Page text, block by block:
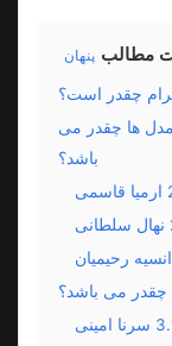
مطالب پنهان
چقدر است؟
مدل ها چقدر می
باشد؟
ارمیا قاسمی
نهال سلطانی
انسیه رحیمیان
چقدر می باشد؟
سرنا امینی